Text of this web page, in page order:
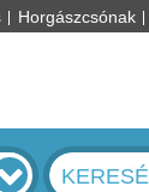
Horgászcsónak